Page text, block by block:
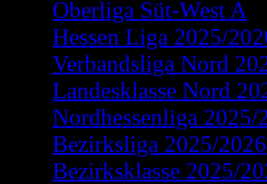
Oberliga Süt-West A
Hessen Liga 2025/
Verbandsliga Nord
Landesklasse Nord
Nordhessenliga 2025/
Bezirksliga 2025/2026
Bezirksklasse 2025/